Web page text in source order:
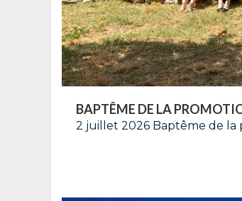
BAPTÊME DE LA
2 juillet 2026 Baptême de la